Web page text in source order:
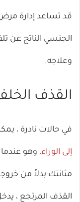
قد تساعد إدارة
الجنسي الناتج عن
وعلاجه.
القذف
في حالات نادرة ،
إلى الوراء، وهو
مثانتك بدلاً من
القذف المرتجع ،